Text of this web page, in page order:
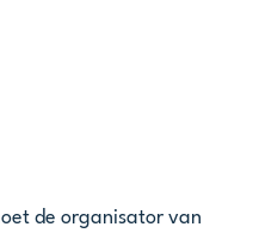
de organisator van